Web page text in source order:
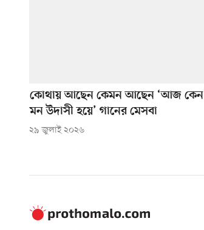
কোথায় আছেন কেমন আছেন ‘আজ কেন
মন উদাসী হয়ে’ গানের মেসবা
২৯ জুলাই ২০২৬